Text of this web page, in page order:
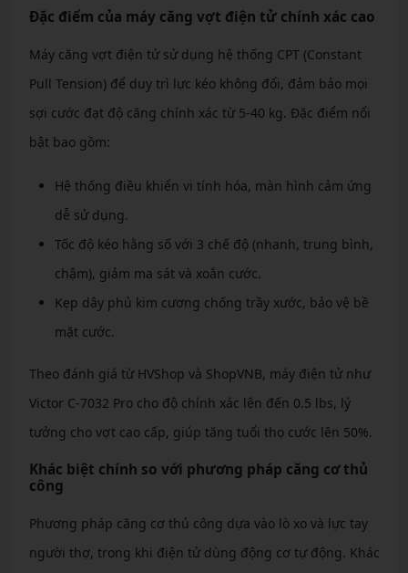
Đặc điểm của máy căng vợt điện tử chính xác cao
Máy căng vợt điện tử sử dụng hệ thống CPT (Constant
Pull Tension) để duy trì lực kéo không đổi, đảm bảo mọi
sợi cước đạt độ căng chính xác từ 5-40 kg. Đặc điểm nổi
bật bao gồm:
Hệ thống điều khiển vi tính hóa, màn hình cảm ứng
dễ sử dụng.
Tốc độ kéo hằng số với 3 chế độ (nhanh, trung bình,
chậm), giảm ma sát và xoắn cước.
Kẹp dây phủ kim cương chống trầy xước, bảo vệ bề
mặt cước.
Theo đánh giá từ HVShop và ShopVNB, máy điện tử như
Victor C-7032 Pro cho độ chính xác lên đến 0.5 lbs, lý
tưởng cho vợt cao cấp, giúp tăng tuổi thọ cước lên 50%.
Khác biệt chính so với phương pháp căng cơ thủ
công
Phương pháp căng cơ thủ công dựa vào lò xo và lực tay
người thợ, trong khi điện tử dùng động cơ tự động. Khác